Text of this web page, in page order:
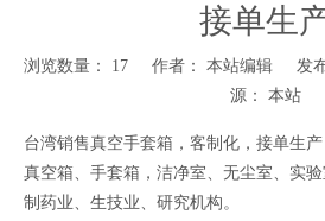
接单生
浏览数量： 17 作者： 本站编辑 发
源： 本站
台湾销售真空手套箱，客制化，接单生产
真空箱、手套箱，洁净室、无尘室、实验
制药业、生技业、研究机构。